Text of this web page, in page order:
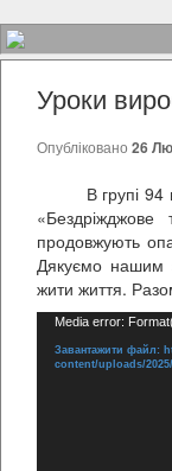
Уроки
Опубліковано 26
В групі 94
«Бездріжджове
продовжують
Дякуємо нашим
жити життя.
Відеопрогравач
Media error:
Завантажити файл:
content/uploads/